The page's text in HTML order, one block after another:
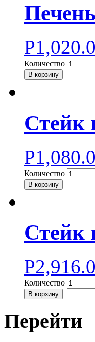
Р
Количество
В корзину
Стейк
Р
Количество
В корзину
Стейк
Р
Количество
В корзину
Перейти